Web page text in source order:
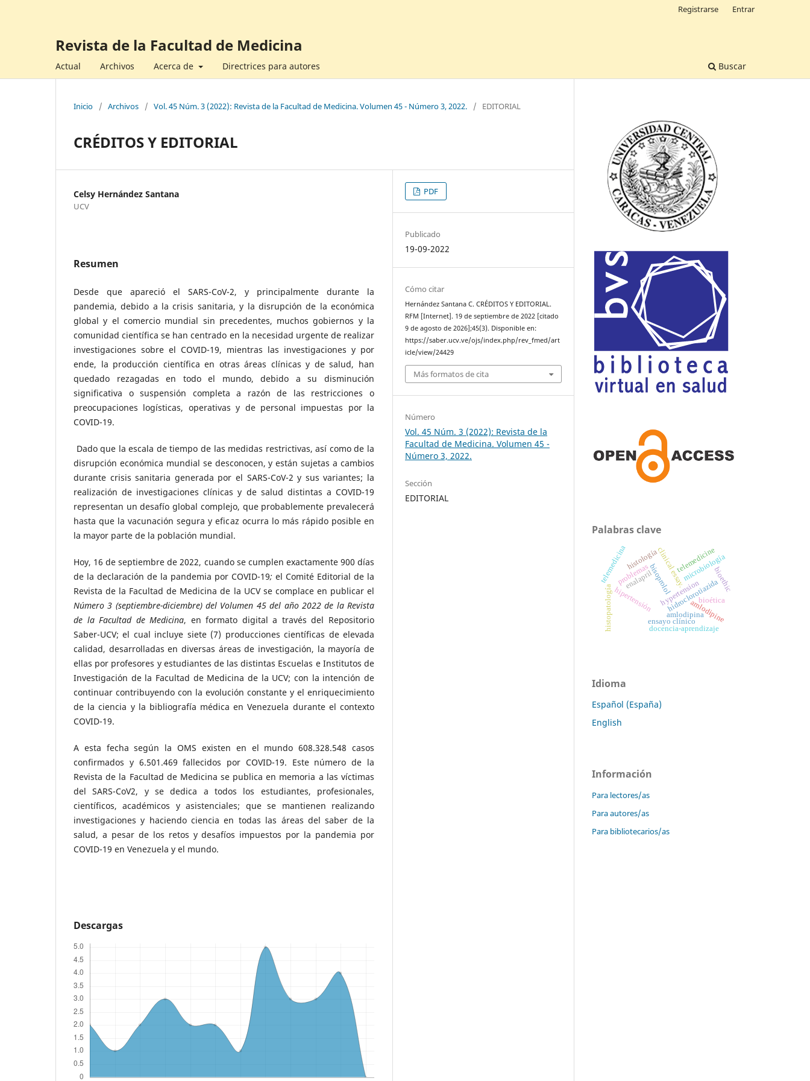
Revista de la Facultad de Medicina
Actual Archivos Acerca de Directrices para autores Buscar
Registrarse Entrar
Inicio / Archivos / Vol. 45 Núm. 3 (2022): Revista de la Facultad de Medicina. Volumen 45 - Número 3, 2022. / EDITORIAL
CRÉDITOS Y EDITORIAL
Celsy Hernández Santana
UCV
Resumen
Desde que apareció el SARS-CoV-2, y principalmente durante la
pandemia, debido a la crisis sanitaria, y la disrupción de la económica
global y el comercio mundial sin precedentes, muchos gobiernos y la
comunidad científica se han centrado en la necesidad urgente de realizar
investigaciones sobre el COVID-19, mientras las investigaciones y por
ende, la producción científica en otras áreas clínicas y de salud, han
quedado rezagadas en todo el mundo, debido a su disminución
significativa o suspensión completa a razón de las restricciones o
preocupaciones logísticas, operativas y de personal impuestas por la
COVID-19.
Dado que la escala de tiempo de las medidas restrictivas, así como de la
disrupción económica mundial se desconocen, y están sujetas a cambios
durante crisis sanitaria generada por el SARS-CoV-2 y sus variantes; la
realización de investigaciones clínicas y de salud distintas a COVID-19
representan un desafío global complejo, que probablemente prevalecerá
hasta que la vacunación segura y eficaz ocurra lo más rápido posible en
la mayor parte de la población mundial.
Hoy, 16 de septiembre de 2022, cuando se cumplen exactamente 900 días
de la declaración de la pandemia por COVID-19; el Comité Editorial de la
Revista de la Facultad de Medicina de la UCV se complace en publicar el
Número 3 (septiembre-diciembre) del Volumen 45 del año 2022 de la Revista
de la Facultad de Medicina, en formato digital a través del Repositorio
Saber-UCV; el cual incluye siete (7) producciones científicas de elevada
calidad, desarrolladas en diversas áreas de investigación, la mayoría de
ellas por profesores y estudiantes de las distintas Escuelas e Institutos de
Investigación de la Facultad de Medicina de la UCV; con la intención de
continuar contribuyendo con la evolución constante y el enriquecimiento
de la ciencia y la bibliografía médica en Venezuela durante el contexto
COVID-19.
A esta fecha según la OMS existen en el mundo 608.328.548 casos
confirmados y 6.501.469 fallecidos por COVID-19. Este número de la
Revista de la Facultad de Medicina se publica en memoria a las víctimas
del SARS-CoV2, y se dedica a todos los estudiantes, profesionales,
científicos, académicos y asistenciales; que se mantienen realizando
investigaciones y haciendo ciencia en todas las áreas del saber de la
salud, a pesar de los retos y desafíos impuestos por la pandemia por
COVID-19 en Venezuela y el mundo.
Descargas
PDF
Publicado
19-09-2022
Cómo citar
Hernández Santana C. CRÉDITOS Y EDITORIAL.
RFM [Internet]. 19 de septiembre de 2022 [citado
9 de agosto de 2026];45(3). Disponible en:
https://saber.ucv.ve/ojs/index.php/rev_fmed/art
icle/view/24429
Más formatos de cita
Número
Vol. 45 Núm. 3 (2022): Revista de la
Facultad de Medicina. Volumen 45 -
Número 3, 2022.
Sección
EDITORIAL
Palabras clave
hipertensión hidroclorotiazida
bisoprolol
enalapril
amlodipina
ensayo clínico
hypertension
amlodipine
clinical essay.
docencia-aprendizaje
problemas
histología
histopatología
microbiología
telemedicina
bioética
telemedicine
bioethic
Idioma
Español (España)
English
Información
Para lectores/as
Para autores/as
Para bibliotecarios/as